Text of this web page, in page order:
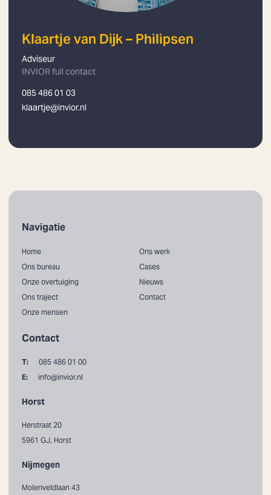
Klaartje van Dijk – Philipsen
Adviseur
INVIOR full contact
085 486 01 03
klaartje@invior.nl
Navigatie
Home
Ons bureau
Onze overtuiging
Ons traject
Onze mensen
Ons werk
Cases
Nieuws
Contact
Contact
T:
085 486 01 00
E:
info@invior.nl
Horst
Herstraat 20
5961 GJ, Horst
Nijmegen
Molenveldlaan 43